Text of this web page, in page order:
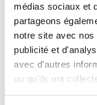
médias sociaux et
partageons
notre site avec
publicité et
avec d'autres
ou qu'ils ont
Laboratoire
élabore et
sûrs et
à nous contacter